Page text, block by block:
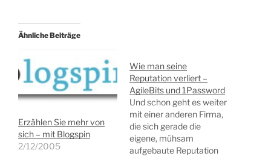
Ähnliche Beiträge
Erzählen Sie mehr von
sich – mit Blogspin
2/12/2005
Wie man seine
Reputation verliert –
AgileBits und 1Password
Und schon geht es weiter
mit einer anderen Firma,
die sich gerade die
eigene, mühsam
aufgebaute Reputation